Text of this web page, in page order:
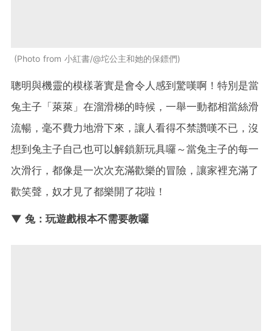
Photo from 小紅書/@坨公主和她的保鏢們
聰明與機靈的模樣著實是會令人感到驚嘆啊！特別是當
兔主子「萊萊」在溜滑梯的時候，一舉一動都相當絲滑
流暢，毫不費力地滑下來，讓人看得不禁讚嘆不已，沒
想到兔主子自己也可以解鎖新玩具囉～當兔主子的每一
次滑行，都像是一次次充滿歡樂的冒險，讓家裡充滿了
歡笑聲，奴才見了都樂開了花啦！
▼ 兔：玩遊戲根本不需要教囉